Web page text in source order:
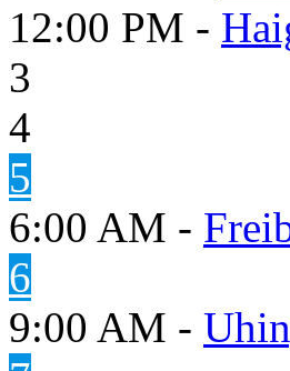
12:00 PM -
3
4
5
6:00 AM -
6
9:00 AM -